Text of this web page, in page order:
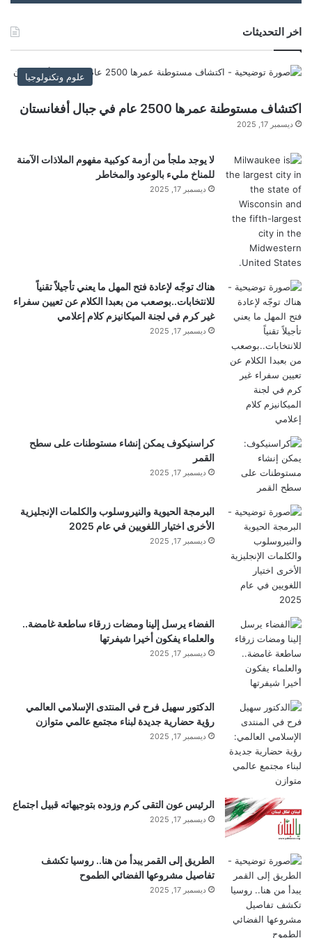
ي
…
اخر التحديثات
علوم وتكنولوجيا
اكتشاف مستوطنة عمرها 2500 عام في جبال أفغانستان
ديسمبر 17, 2025
لا يوجد ملجأ من أزمة كوكبية مفهوم الملاذات الآمنة
للمناخ مليء بالوعود والمخاطر
ديسمبر 17, 2025
هناك توجّه لإعادة فتح المهل ما يعني تأجيلاً تقنياً
للانتخابات..بوصعب من بعبدا الكلام عن تعيين سفراء
غير كرم في لجنة الميكانيزم كلام إعلامي
ديسمبر 17, 2025
كراسنيكوف يمكن إنشاء مستوطنات على سطح
القمر
ديسمبر 17, 2025
البرمجة الحيوية والنيروسلوب والكلمات الإنجليزية
الأخرى اختيار اللغويين في عام 2025
ديسمبر 17, 2025
الفضاء يرسل إلينا ومضات زرقاء ساطعة غامضة..
والعلماء يفكون أخيرا شيفرتها
ديسمبر 17, 2025
الدكتور سهيل فرح في المنتدى الإسلامي العالمي
رؤية حضارية جديدة لبناء مجتمع عالمي متوازن
ديسمبر 17, 2025
الرئيس عون التقى كرم وزوده بتوجيهاته قبيل اجتماع
ديسمبر 17, 2025
الطريق إلى القمر يبدأ من هنا.. روسيا تكشف
تفاصيل مشروعها الفضائي الطموح
ديسمبر 17, 2025